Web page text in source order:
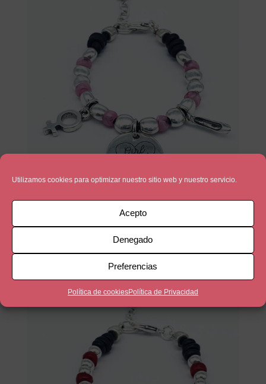
Utilizamos cookies para optimizar nuestro sitio web y nuestro servicio.
Acepto
Denegado
Preferencias
Política de cookiesPolítica de Privacidad
Girl Power
33,90